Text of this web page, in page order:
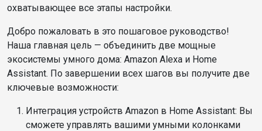
охватывающее все этапы настройки.
Добро пожаловать в это пошаговое руководство!
Наша главная цель — объединить две мощные
экосистемы умного дома: Amazon Alexa и Home
Assistant. По завершении всех шагов вы получите две
ключевые возможности:
Интеграция устройств Amazon в Home Assistant: Вы
сможете управлять вашими умными колонками